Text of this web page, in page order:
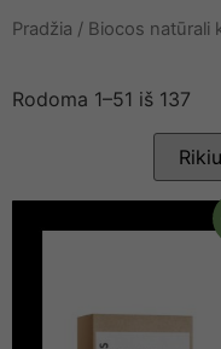
Pradžia / Biocos natūrali
Rodoma 1–51 iš 137